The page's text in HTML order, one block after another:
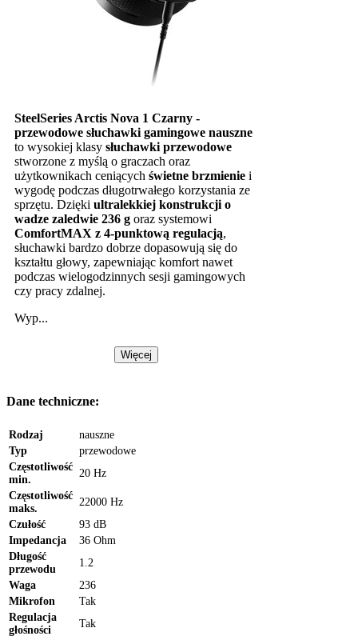
SteelSeries Arctis Nova 1 Czarny -
przewodowe słuchawki gamingowe nauszne
to wysokiej klasy słuchawki przewodowe
stworzone z myślą o graczach oraz
użytkownikach ceniących świetne brzmienie i
wygodę podczas długotrwałego korzystania ze
sprzętu. Dzięki ultralekkiej konstrukcji o
wadze zaledwie 236 g oraz systemowi
ComfortMAX z 4-punktową regulacją,
słuchawki bardzo dobrze dopasowują się do
kształtu głowy, zapewniając komfort nawet
podczas wielogodzinnych sesji gamingowych
czy pracy zdalnej.
Wyp...
Więcej
Dane techniczne:
Rodzaj
nauszne
Typ
przewodowe
Częstotliwość
min.
20 Hz
Częstotliwość
maks.
22000 Hz
Czułość
93 dB
Impedancja
36 Ohm
Długość
przewodu
1.2
Waga
236
Mikrofon
Tak
Regulacja
głośności
Tak